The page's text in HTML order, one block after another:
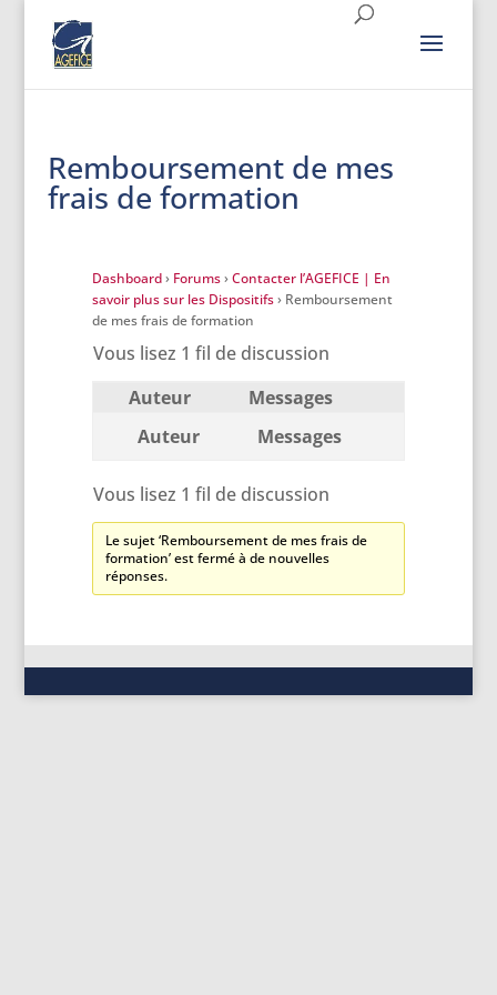
Remboursement de mes
frais de formation
Dashboard › Forums › Contacter l’AGEFICE | En
savoir plus sur les Dispositifs › Remboursement
de mes frais de formation
Vous lisez 1 fil de discussion
Auteur
Messages
Auteur
Messages
Vous lisez 1 fil de discussion
Le sujet ‘Remboursement de mes frais de
formation’ est fermé à de nouvelles
réponses.